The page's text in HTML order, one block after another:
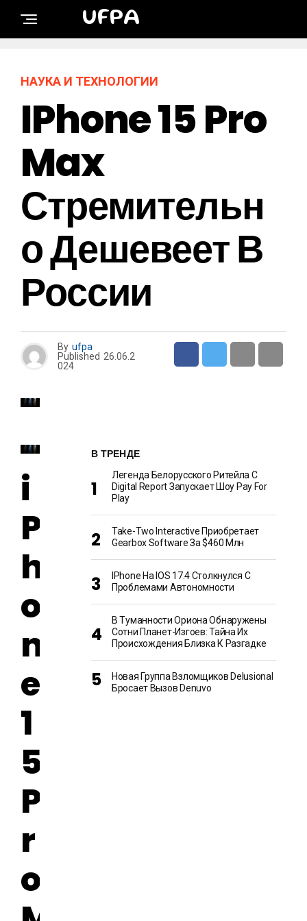
UFPA
НАУКА И ТЕХНОЛОГИИ
IPhone 15 Pro
Max
Стремительн
О Дешевеет В
России
By ufpa
Published 26.06.2
024
i
P
h
o
n
e
1
5
P
r
o
В ТРЕНДЕ
Легенда Белорусского Ритейла C
Digital Report Запускает Шоу Pay For
Play
Take-Two Interactive Приобретает
Gearbox Software За $460 Млн
IPhone На IOS 17.4 Столкнулся С
Проблемами Автономности
В Туманности Ориона Обнаружены
Сотни Планет-Изгоев: Тайна Их
Происхождения Близка К Разгадке
Новая Группа Взломщиков Delusional
Бросает Вызов Denuvo